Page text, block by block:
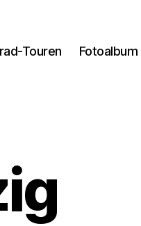
Touren Fotoalbum